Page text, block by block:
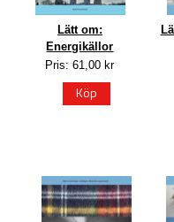
Lätt om:
Energikällor
Pris: 61,00 kr
Köp